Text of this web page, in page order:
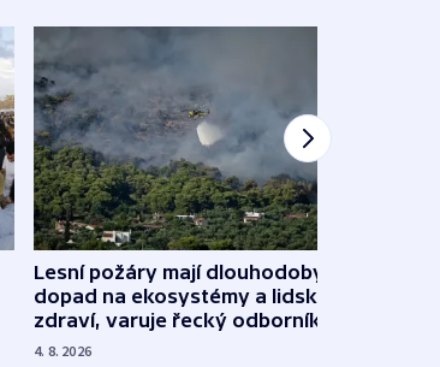
Lesní požáry mají dlouhodobý
dopad na ekosystémy a lidské
zdraví, varuje řecký odborník
4. 8. 2026